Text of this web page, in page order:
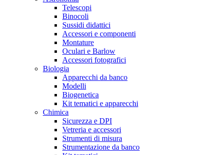
Telescopi
Binocoli
Sussidi didattici
Accessori e componenti
Montature
Oculari e Barlow
Accessori fotografici
Biologia
Apparecchi da banco
Modelli
Biogenetica
Kit tematici e apparecchi
Chimica
Sicurezza e DPI
Vetreria e accessori
Strumenti di misura
Strumentazione da banco